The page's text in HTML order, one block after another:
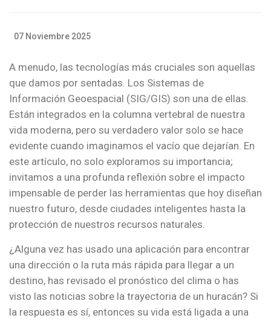
07 Noviembre 2025
A menudo, las tecnologías más cruciales son aquellas
que damos por sentadas. Los Sistemas de
Información Geoespacial (SIG/GIS) son una de ellas.
Están integrados en la columna vertebral de nuestra
vida moderna, pero su verdadero valor solo se hace
evidente cuando imaginamos el vacío que dejarían. En
este artículo, no solo exploramos su importancia;
invitamos a una profunda reflexión sobre el impacto
impensable de perder las herramientas que hoy diseñan
nuestro futuro, desde ciudades inteligentes hasta la
protección de nuestros recursos naturales.
¿Alguna vez has usado una aplicación para encontrar
una dirección o la ruta más rápida para llegar a un
destino, has revisado el pronóstico del clima o has
visto las noticias sobre la trayectoria de un huracán? Si
la respuesta es sí, entonces su vida está ligada a una